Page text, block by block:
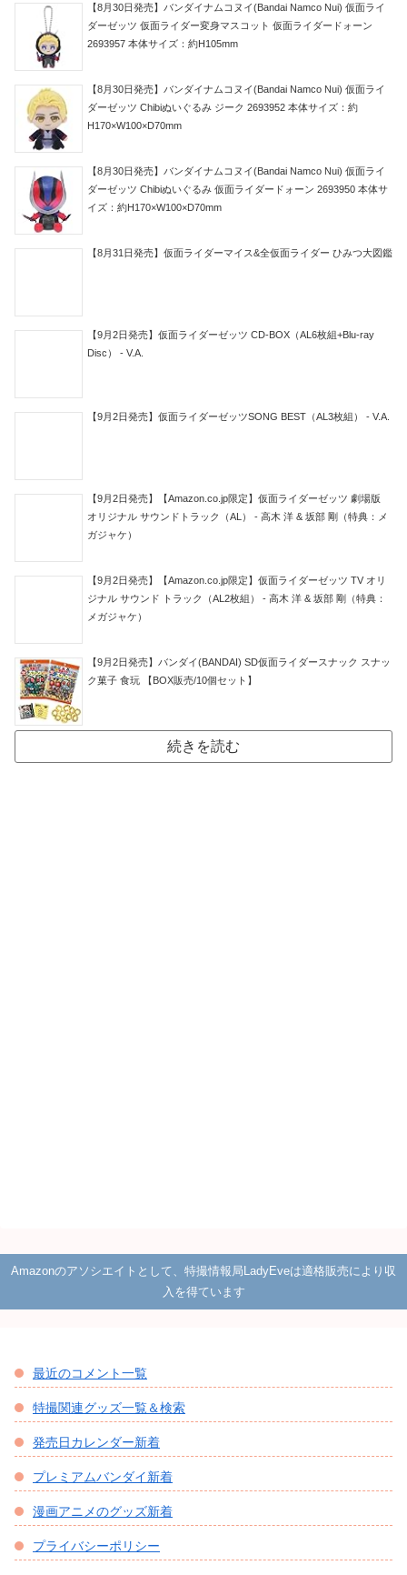
【8月30日発売】バンダイナムコヌイ(Bandai Namco Nui) 仮面ライ
ダーゼッツ 仮面ライダー変身マスコット 仮面ライダードォーン
2693957 本体サイズ：約H105mm
【8月30日発売】バンダイナムコヌイ(Bandai Namco Nui) 仮面ライ
ダーゼッツ Chibiぬいぐるみ ジーク 2693952 本体サイズ：約
H170×W100×D70mm
【8月30日発売】バンダイナムコヌイ(Bandai Namco Nui) 仮面ライ
ダーゼッツ Chibiぬいぐるみ 仮面ライダードォーン 2693950 本体サ
イズ：約H170×W100×D70mm
【8月31日発売】仮面ライダーマイス&全仮面ライダー ひみつ大図鑑
【9月2日発売】仮面ライダーゼッツ CD-BOX（AL6枚組+Blu-ray
Disc） - V.A.
【9月2日発売】仮面ライダーゼッツSONG BEST（AL3枚組） - V.A.
【9月2日発売】【Amazon.co.jp限定】仮面ライダーゼッツ 劇場版
オリジナル サウンドトラック（AL） - 高木 洋 & 坂部 剛（特典：メ
ガジャケ）
【9月2日発売】【Amazon.co.jp限定】仮面ライダーゼッツ TV オリ
ジナル サウンド トラック（AL2枚組） - 高木 洋 & 坂部 剛（特典：
メガジャケ）
【9月2日発売】バンダイ(BANDAI) SD仮面ライダースナック スナッ
ク菓子 食玩 【BOX販売/10個セット】
続きを読む
Amazonのアソシエイトとして、特撮情報局LadyEveは適格販売により収
入を得ています
最近のコメント一覧
特撮関連グッズ一覧＆検索
発売日カレンダー新着
プレミアムバンダイ新着
漫画アニメのグッズ新着
プライバシーポリシー